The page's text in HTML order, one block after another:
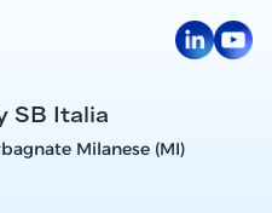
SB Italia
Milanese (MI)